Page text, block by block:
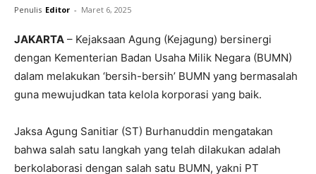
Penulis Editor - Maret 6, 2025
JAKARTA – Kejaksaan Agung (Kejagung) bersinergi
dengan Kementerian Badan Usaha Milik Negara (BUMN)
dalam melakukan ‘bersih-bersih’ BUMN yang bermasalah
guna mewujudkan tata kelola korporasi yang baik.
Jaksa Agung Sanitiar (ST) Burhanuddin mengatakan
bahwa salah satu langkah yang telah dilakukan adalah
berkolaborasi dengan salah satu BUMN, yakni PT